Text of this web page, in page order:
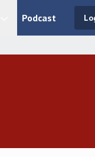
Podcast